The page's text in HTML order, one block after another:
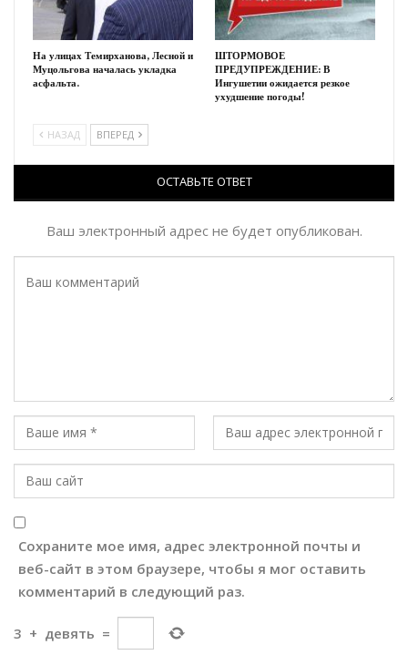
На улицах Темирханова, Лесной и
Муцольгова началась укладка
асфальта.
ШТОРМОВОЕ
ПРЕДУПРЕЖДЕНИЕ: В
Ингушетии ожидается резкое
ухудшение погоды!
НАЗАД ВПЕРЕД
ОСТАВЬТЕ ОТВЕТ
Ваш электронный адрес не будет опубликован.
Сохраните мое имя, адрес электронной почты и
веб-сайт в этом браузере, чтобы я мог оставить
комментарий в следующий раз.
3 + девять =